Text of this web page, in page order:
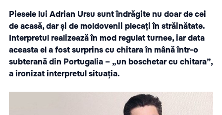
Piesele lui Adrian Ursu sunt îndrăgite nu doar de cei
de acasă, dar și de moldovenii plecați în străinătate.
Interpretul realizează în mod regulat turnee, iar data
aceasta el a fost surprins cu chitara în mână într-o
subterană din Portugalia – „un boschetar cu chitara”,
a ironizat interpretul situația.